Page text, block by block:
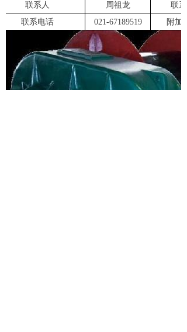
联系人
周祖龙
联系
联系电话
021-67189519 附加